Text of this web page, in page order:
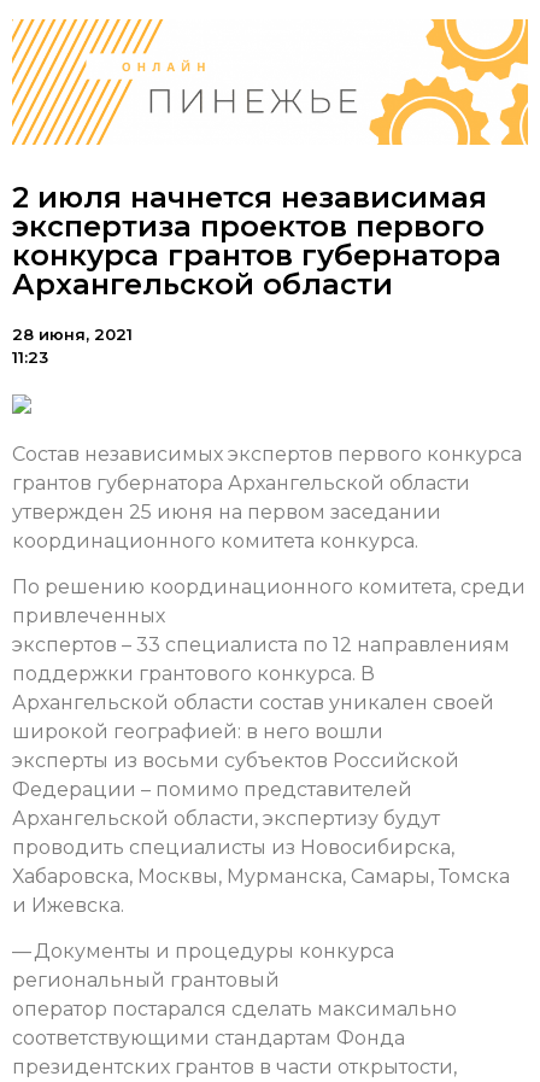
2 июля начнется независимая
экспертиза проектов первого
конкурса грантов губернатора
Архангельской области
28 июня, 2021
11:23
Состав независимых экспертов первого конкурса
грантов губернатора Архангельской области
утвержден 25 июня на первом заседании
координационного комитета конкурса.
По решению координационного комитета, среди
привлеченных
экспертов – 33 специалиста по 12 направлениям
поддержки грантового конкурса. В
Архангельской области состав уникален своей
широкой географией: в него вошли
эксперты из восьми субъектов Российской
Федерации – помимо представителей
Архангельской области, экспертизу будут
проводить специалисты из Новосибирска,
Хабаровска, Москвы, Мурманска, Самары, Томска
и Ижевска.
— Документы и процедуры конкурса
региональный грантовый
оператор постарался сделать максимально
соответствующими стандартам Фонда
президентских грантов в части открытости,